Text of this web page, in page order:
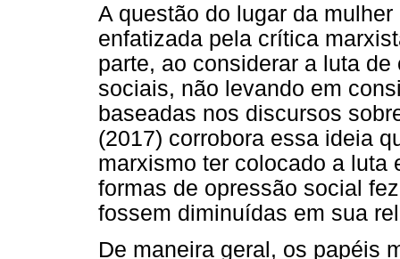
A questão do lugar da
enfatizada pela crítica
parte, ao considerar a luta
sociais, não levando em
baseadas nos discursos
(2017) corrobora essa ideia
marxismo ter colocado a luta
formas de opressão social
fossem diminuídas em sua
De maneira geral, os papéis